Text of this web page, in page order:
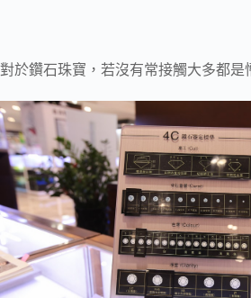
對於鑽石珠寶，若沒有常接觸大多都是